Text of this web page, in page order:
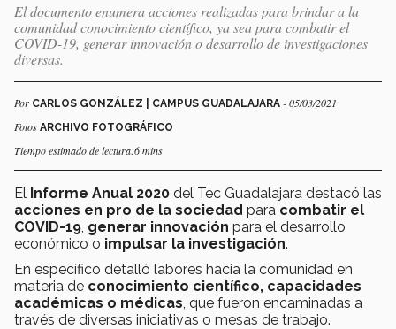
El documento enumera acciones realizadas para brindar a la
comunidad conocimiento científico, ya sea para combatir el
COVID-19, generar innovación o desarrollo de investigaciones
diversas.
Por CARLOS GONZÁLEZ | CAMPUS GUADALAJARA - 05/03/2021
Fotos ARCHIVO FOTOGRÁFICO
Tiempo estimado de lectura:6 mins
El Informe Anual 2020 del Tec Guadalajara destacó las
acciones en pro de la sociedad para combatir el
COVID-19 generar innovación para el desarrollo
económico o impulsar la investigación.
En específico detalló labores hacia la comunidad en
materia de conocimiento científico, capacidades
académicas o médicas , que fueron encaminadas a
través de diversas iniciativas o mesas de trabajo.